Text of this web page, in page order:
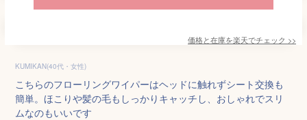
価格と在庫を楽天でチェック >>
KUMIKAN(40代・女性)
こちらのフローリングワイパーはヘッドに触れずシート交換も
簡単。ほこりや髪の毛もしっかりキャッチし、おしゃれでスリ
ムなのもいいです